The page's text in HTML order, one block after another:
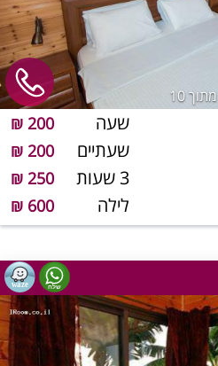
מתוך 10
שעה 200 ₪
שעתיים 200 ₪
3 שעות 250 ₪
לילה 600 ₪